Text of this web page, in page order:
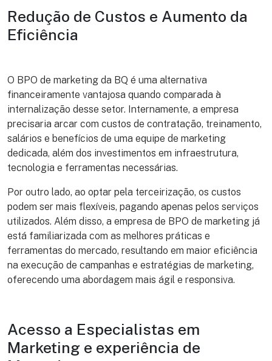
Redução de Custos e Aumento da
Eficiência
O BPO de marketing da BQ é uma alternativa
financeiramente vantajosa quando comparada à
internalização desse setor. Internamente, a empresa
precisaria arcar com custos de contratação, treinamento,
salários e benefícios de uma equipe de marketing
dedicada, além dos investimentos em infraestrutura,
tecnologia e ferramentas necessárias.
Por outro lado, ao optar pela terceirização, os custos
podem ser mais flexíveis, pagando apenas pelos serviços
utilizados. Além disso, a empresa de BPO de marketing já
está familiarizada com as melhores práticas e
ferramentas do mercado, resultando em maior eficiência
na execução de campanhas e estratégias de marketing,
oferecendo uma abordagem mais ágil e responsiva.
Acesso a Especialistas em
Marketing e experiência de